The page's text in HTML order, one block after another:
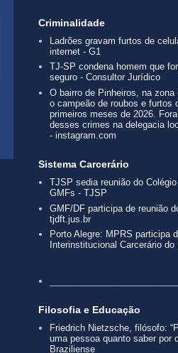
Criminalidade
Ladrões gravam furtos de
internet - G1
TJ-SP condena homem que
seguro - Consultor Jurídico
O bairro de Pinheiros, na
o campeão de roubos e furtos
primeiros meses de 2026.
desses crimes na delegacia
- instagram.com
Sistema Carcerário
TJSP sedia reunião do
GMFs - TJSP
GMF/DF participa de reunião
tjdft.jus.br
Porto Alegre: MPRS participa
Interinstitucional Carcerário
Filosofia e Educação
Friedrich Nietzsche, filósofo:
uma pessoa quanto saber por
Braziliense